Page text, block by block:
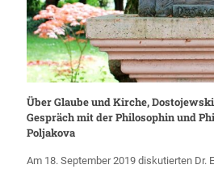
Über Glaube und Kirche,
Gespräch mit der Philosophin und
Poljakova
Am 18. September 2019 diskutierten Dr.